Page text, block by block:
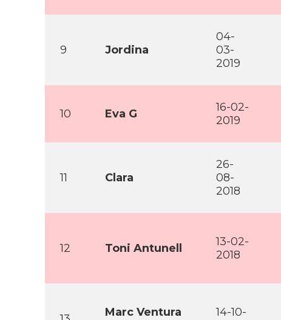
9 Jordina
04-
03-
2019
10 Eva G
16-02-
2019
11 Clara
26-
08-
2018
12 Toni Antunell
13-02-
2018
Marc Ventura
14-10-